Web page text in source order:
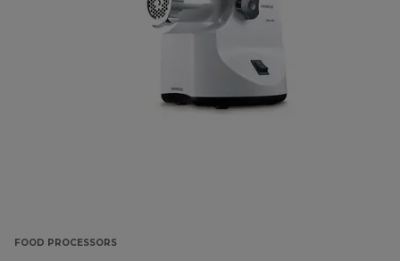
FOOD PROCESSORS